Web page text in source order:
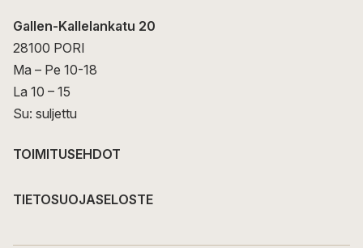
Gallen-Kallelankatu 20
28100 PORI
Ma – Pe 10-18
La 10 – 15
Su: suljettu
TOIMITUSEHDOT
TIETOSUOJASELOSTE